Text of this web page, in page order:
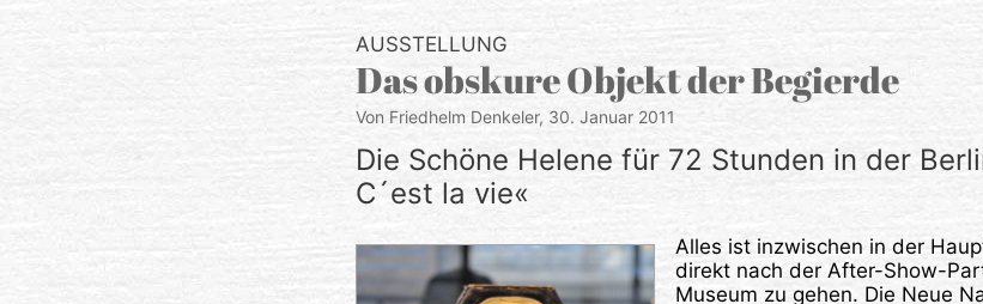
AUSSTELLUNG
Das obskure Objekt der Begierde
Von Friedhelm Denkeler, 30. Januar 2011
Die Schöne Helene für 72 Stunden in der
C´est la vie«
Alles ist inzwischen in der
direkt nach der After-Show-
Museum zu gehen. Die Neue